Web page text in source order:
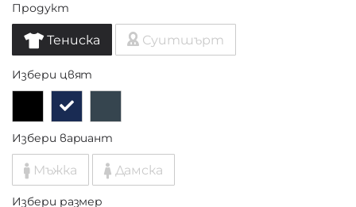
Продукт
Тениска Суитшърт
Избери цвят
Избери вариант
Мъжка Дамска
Избери размер